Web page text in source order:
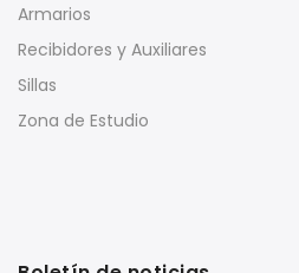
Armarios
Recibidores y Auxiliares
Sillas
Zona de Estudio